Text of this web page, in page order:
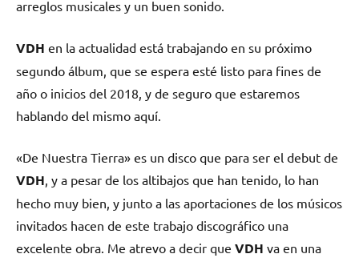
arreglos musicales y un buen sonido.
VDH en la actualidad está trabajando en su próximo
segundo álbum, que se espera esté listo para fines de
año o inicios del 2018, y de seguro que estaremos
hablando del mismo aquí.
«De Nuestra Tierra» es un disco que para ser el debut de
VDH, y a pesar de los altibajos que han tenido, lo han
hecho muy bien, y junto a las aportaciones de los músicos
invitados hacen de este trabajo discográfico una
excelente obra. Me atrevo a decir que VDH va en una